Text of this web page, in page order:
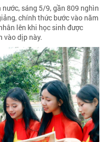
sáng 5/9, gần 809 nghìn
chính thức bước vào năm
lên khi học sinh được
vào dịp này.